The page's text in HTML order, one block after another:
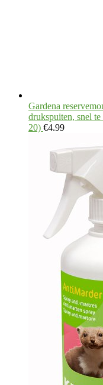
Gardena
drukspuiten, snel
20) €4.99